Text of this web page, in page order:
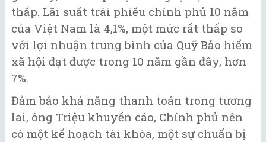
thấp. Lãi suất trái phiếu chính phủ 10 năm
của Việt Nam là 4,1%, một mức rất thấp so
với lợi nhuận trung bình của Quỹ Bảo hiểm
xã hội đạt được trong 10 năm gần đây, hơn
7%.
Đảm bảo khả năng thanh toán trong tương
lai, ông Triệu khuyến cáo, Chính phủ nên
có một kế hoạch tài khóa, một sự chuẩn bị